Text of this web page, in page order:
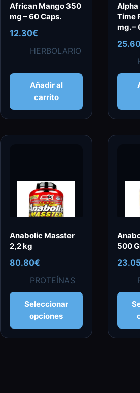
African Mango 350
mg – 60 Caps.
12.30€
HERBOLARIO
Añadir al
carrito
Time
mg. –
Anabolic Masster
2,2 kg
80.80€
PROTEÍNAS
Seleccionar
opciones
Este
producto
tiene
múltiples
500
Este
tiene